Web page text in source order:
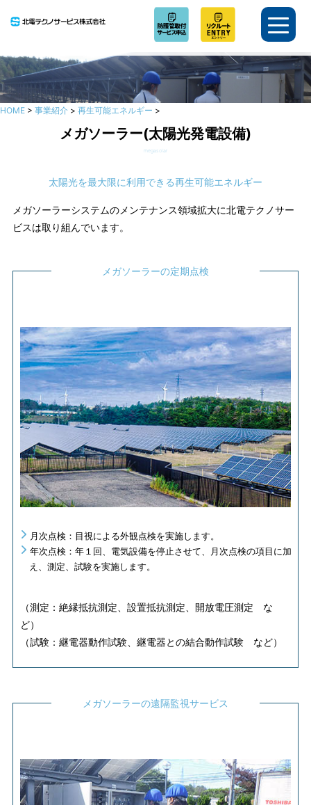
HOME > 事業紹介 > 再生可能エネルギー >
メガソーラー(太陽光発電設備)
megasolar
太陽光を最大限に利用できる再生可能エネルギー
メガソーラーシステムのメンテナンス領域拡大に北電テクノサー
ビスは取り組んでいます。
メガソーラーの定期点検
月次点検：目視による外観点検を実施します。
年次点検：年１回、電気設備を停止させて、月次点検の項目に加
え、測定、試験を実施します。
（測定：絶縁抵抗測定、設置抵抗測定、開放電圧測定 な
ど）
（試験：継電器動作試験、継電器との結合動作試験 など）
メガソーラーの遠隔監視サービス